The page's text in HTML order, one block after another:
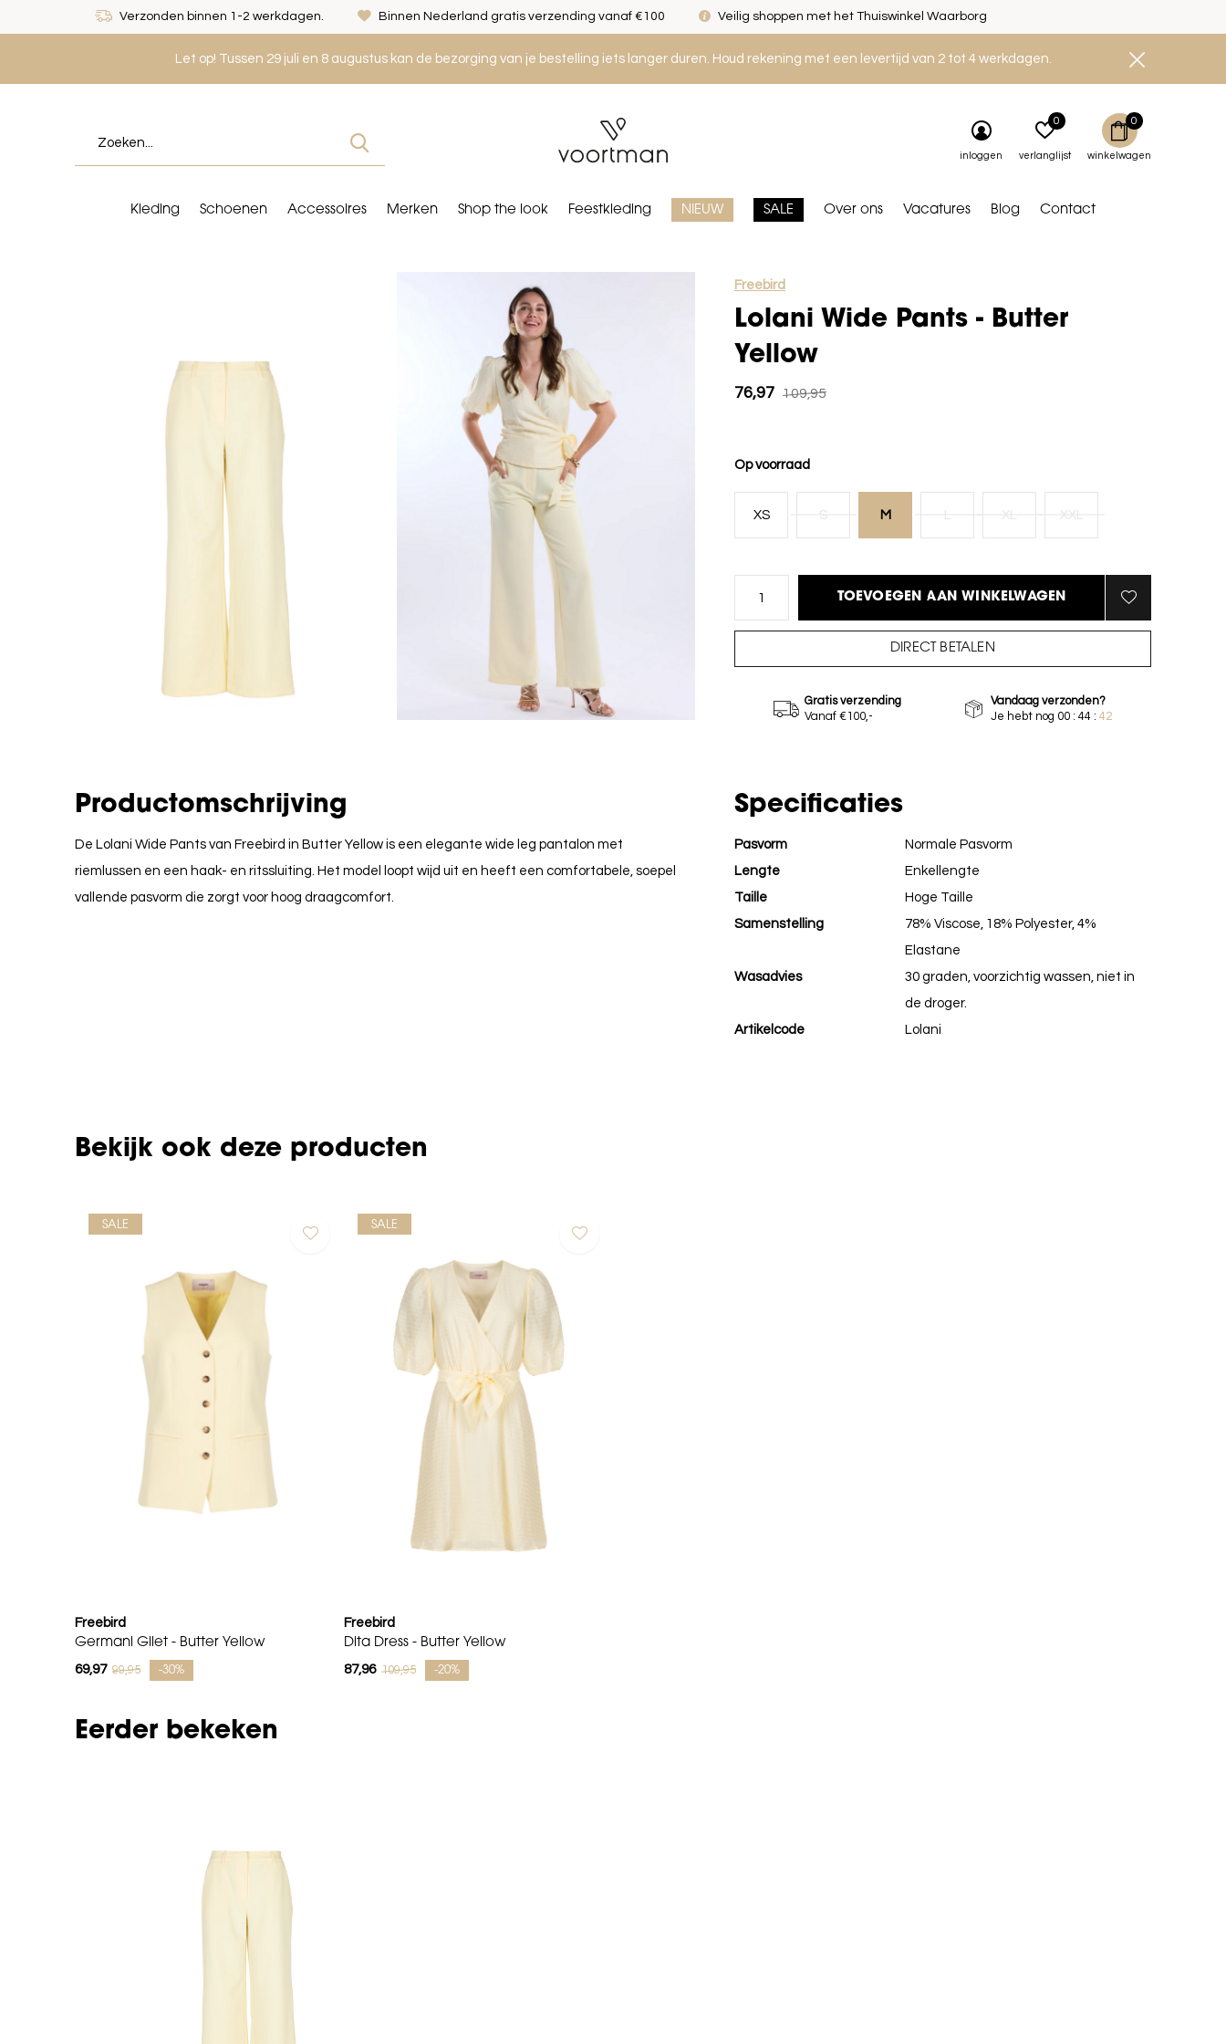
Let op! Tussen 29 juli en 8 augustus kan de bezorging van je bestelling iets langer duren. Houd rekening met een levertijd van 2 tot 4 werkdagen.
Kleding Schoenen Accessoires Merken Shop the look Feestkleding NIEUW SALE Over ons Vacatures Blog Contact
inloggen verlanglijst
0
winkelwagen
0
Verzonden binnen 1-2 werkdagen. Binnen Nederland gratis verzending vanaf €100 Veilig shoppen met het Thuiswinkel Waarborg
Freebird
Lolani Wide Pants - Butter
Yellow
76,97 109,95
Op voorraad
XS S M L XL XXL
TOEVOEGEN AAN WINKELWAGEN
DIRECT BETALEN
Gratis verzending
Vanaf €100,-
Vandaag verzonden?
Je hebt nog 00 : 44 : 41
Productomschrijving
De Lolani Wide Pants van Freebird in Butter Yellow is een elegante wide leg pantalon met
riemlussen en een haak- en ritssluiting. Het model loopt wijd uit en heeft een comfortabele, soepel
vallende pasvorm die zorgt voor hoog draagcomfort.
Specificaties
Pasvorm
Normale Pasvorm
Lengte
Enkellengte
Taille
Hoge Taille
Samenstelling
78% Viscose, 18% Polyester, 4%
Elastane
Wasadvies
30 graden, voorzichtig wassen, niet in
de droger.
Artikelcode
Lolani
Bekijk ook deze producten
SALE
Freebird
Germani Gilet - Butter Yellow
69,97 99,95 -30%
SALE
Freebird
Dita Dress - Butter Yellow
87,96 109,95 -20%
Eerder bekeken